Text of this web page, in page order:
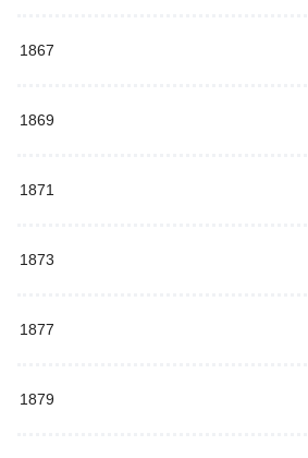
1867
1869
1871
1873
1877
1879